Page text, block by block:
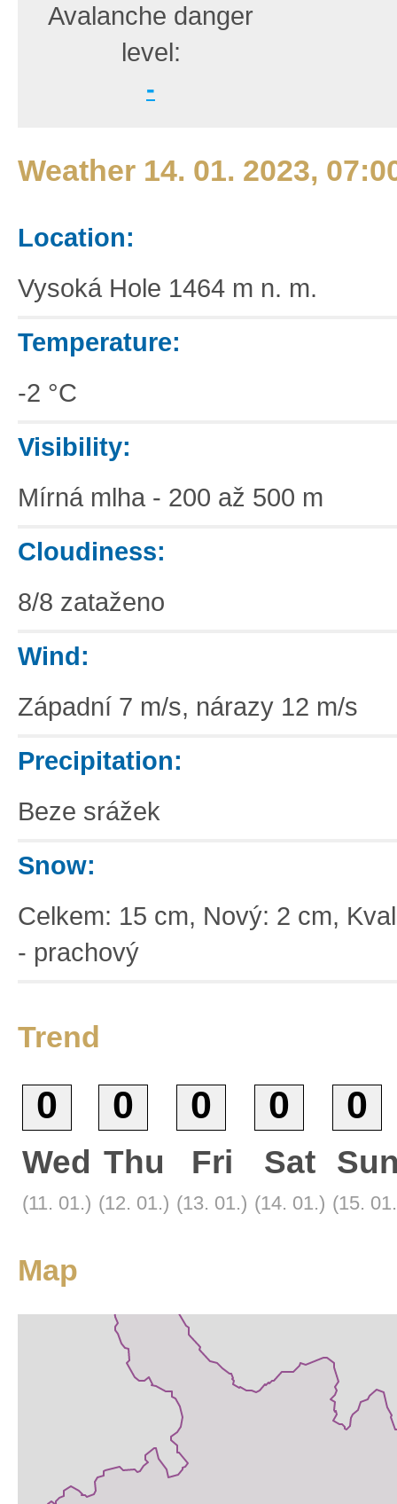
Avalanche danger
level:
-
Weather 14. 01. 2023,
Location:
Vysoká Hole 1464 m n. m.
Temperature:
-2 °C
Visibility:
Mírná mlha - 200 až 500 m
Cloudiness:
8/8 zataženo
Wind:
Západní 7 m/s, nárazy 12 m/s
Precipitation:
Beze srážek
Snow:
Celkem: 15 cm, Nový: 2 cm,
- prachový
Trend
0 0 0 0 0
Wed
(11. 01.)
Thu
(12. 01.)
Fri
(13. 01.)
Sat
(14. 01.) (15.
Map
Base
Satellite